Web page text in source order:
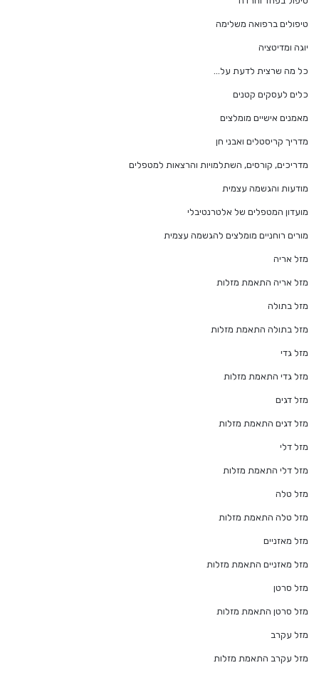
טיפולים ברפואה משלימה
יוגה ומדיטציה
כל מה שרצית לדעת על…
כלים לעסקים קטנים
מאמנים אישיים מומלצים
מדריך קריסטלים ואבני חן
מדריכים, קורסים, השתלמויות והרצאות למטפלים
מודעות והגשמה עצמית
מועדון המטפלים של אלטרנטיבלי
מורים רוחניים מומלצים להגשמה עצמית
מזל אריה
מזל אריה התאמת מזלות
מזל בתולה
מזל בתולה התאמת מזלות
מזל גדי
מזל גדי התאמת מזלות
מזל דגים
מזל דגים התאמת מזלות
מזל דלי
מזל דלי התאמת מזלות
מזל טלה
מזל טלה התאמת מזלות
מזל מאזניים
מזל מאזניים התאמת מזלות
מזל סרטן
מזל סרטן התאמת מזלות
מזל עקרב
מזל עקרב התאמת מזלות